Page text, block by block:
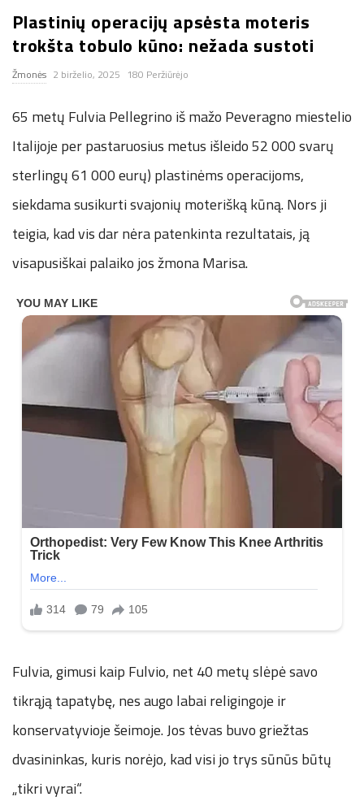
n
.
n
e
t
Plastinių operacijų apsėsta moteris
trokšta tobulo kūno: nežada sustoti
Žmonės 2 birželio, 2025 180 Peržiūrėjo
65 metų Fulvia Pellegrino iš mažo Peveragno miestelio
Italijoje per pastaruosius metus išleido 52 000 svarų
sterlingų 61 000 eurų) plastinėms operacijoms,
siekdama susikurti svajonių moterišką kūną. Nors ji
teigia, kad vis dar nėra patenkinta rezultatais, ją
visapusiškai palaiko jos žmona Marisa.
Fulvia, gimusi kaip Fulvio, net 40 metų slėpė savo
tikrąją tapatybę, nes augo labai religingoje ir
konservatyvioje šeimoje. Jos tėvas buvo griežtas
dvasininkas, kuris norėjo, kad visi jo trys sūnūs būtų
„tikri vyrai“.